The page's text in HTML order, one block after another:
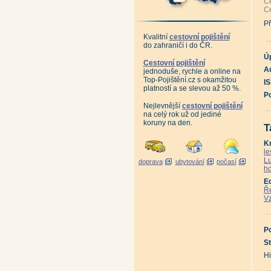
Kvalitní cestovní pojištění
do zahraničí i do ČR.
Cestovní pojištění
jednoduše, rychle a online na
Top-Pojištění.cz s okamžitou
platností a se slevou až 50 %.
Nejlevnější cestovní pojištění
na celý rok už od jediné
koruny na den.
doprava ubytování počasí